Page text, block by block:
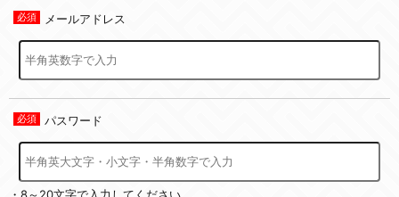
メールアドレス
パスワード
・8～20文字で入力してください。